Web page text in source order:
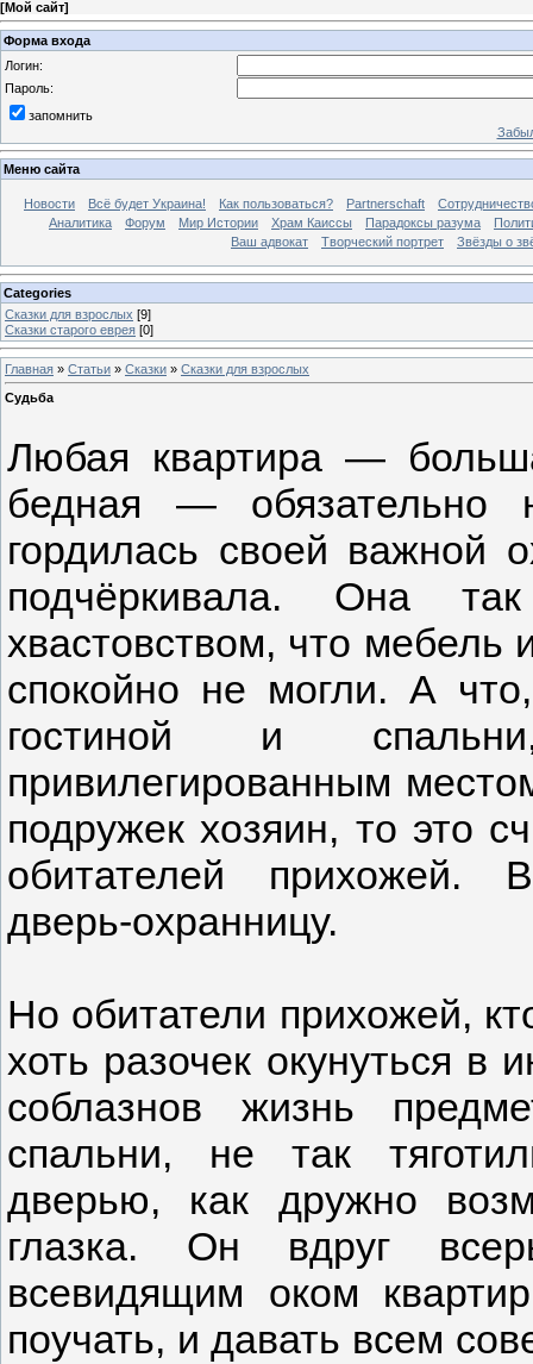
[Мой сайт]
Форма входа
Логин:
Пароль:
запомнить
Меню сайта
Новости Всё будет Украина! Как пользоваться? Partnerschaft
Аналитика
Форум Мир Истории Храм Каиссы Парадоксы разума
Ваш адвокат
Творческий портрет Звёзды о
Categories
Сказки для взрослых [9]
Сказки старого еврея [0]
Главная » Статьи » Сказки » Сказки для взрослых
Судьба
Любая квартира —
бедная — обязательно
гордилась своей важной
подчёркивала. Она
хвастовством, что
спокойно не могли. А
гостиной и
привилегированным
подружек хозяин, то это
обитателей прихожей.
дверь-охранницу.
Но обитатели прихожей,
хоть разочек окунуться в
соблазнов жизнь
спальни, не так
дверью, как дружно
глазка. Он вдруг
всевидящим оком
поучать, и давать всем